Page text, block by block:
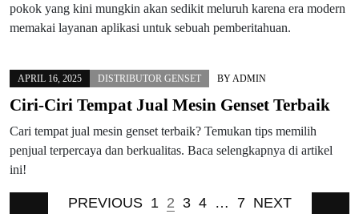
pokok yang kini mungkin akan sedikit meluruh karena era modern
memakai layanan aplikasi untuk sebuah pemberitahuan.
APRIL 16, 2025 DISTRIBUTOR GENSET BYADMIN
Ciri-Ciri Tempat Jual Mesin Genset Terbaik
Cari tempat jual mesin genset terbaik? Temukan tips memilih
penjual terpercaya dan berkualitas. Baca selengkapnya di artikel
ini!
PREVIOUS 1 2 3 4 … 7 NEXT